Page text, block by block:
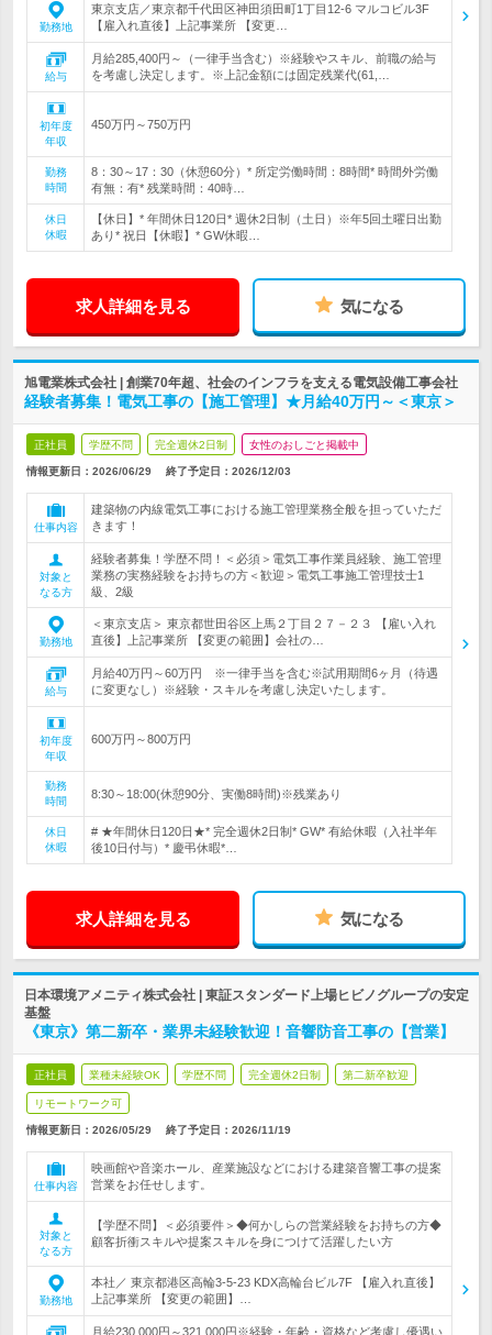
勤務地
東京支店／東京都千代田区神田須田町1丁目12-6 マルコビル3F
【雇入れ直後】上記事業所 【変更…
給与
月給285,400円～（一律手当含む）※経験やスキル、前職の給与
を考慮し決定します。※上記金額には固定残業代(61,…
初年度
年収
450万円～750万円
勤務
時間
8：30～17：30（休憩60分）* 所定労働時間：8時間* 時間外労働
有無：有* 残業時間：40時…
休日
休暇
【休日】* 年間休日120日* 週休2日制（土日）※年5回土曜日出勤
あり* 祝日【休暇】* GW休暇…
求人詳細を見る 気になる
旭電業株式会社 | 創業70年超、社会のインフラを支える電気設備工事会社
経験者募集！電気工事の【施工管理】★月給40万円～＜東京＞
正社員 学歴不問 完全週休2日制 女性のおしごと掲載中
情報更新日：2026/06/29 終了予定日： 2026/12/03
仕事内容
建築物の内線電気工事における施工管理業務全般を担っていただ
きます！
対象と
なる方
経験者募集！学歴不問！＜必須＞電気工事作業員経験、施工管理
業務の実務経験をお持ちの方＜歓迎＞電気工事施工管理技士1
級、2級
勤務地
＜東京支店＞ 東京都世田谷区上馬２丁目２７－２３ 【雇い入れ
直後】上記事業所 【変更の範囲】会社の…
給与
月給40万円～60万円 ※一律手当を含む※試用期間6ヶ月（待遇
に変更なし）※経験・スキルを考慮し決定いたします。
初年度
年収
600万円～800万円
勤務
時間
8:30～18:00(休憩90分、実働8時間)※残業あり
休日
休暇
# ★年間休日120日★* 完全週休2日制* GW* 有給休暇（入社半年
後10日付与）* 慶弔休暇*…
求人詳細を見る 気になる
日本環境アメニティ株式会社 | 東証スタンダード上場ヒビノグループの安定
基盤
《東京》第二新卒・業界未経験歓迎！音響防音工事の【営業】
正社員 業種未経験OK 学歴不問 完全週休2日制 第二新卒歓迎
リモートワーク可
情報更新日：2026/05/29 終了予定日： 2026/11/19
仕事内容
映画館や音楽ホール、産業施設などにおける建築音響工事の提案
営業をお任せします。
対象と
なる方
【学歴不問】＜必須要件＞◆何かしらの営業経験をお持ちの方◆
顧客折衝スキルや提案スキルを身につけて活躍したい方
勤務地
本社／ 東京都港区高輪3-5-23 KDX高輪台ビル7F 【雇入れ直後】
上記事業所 【変更の範囲】…
月給230,000円～321,000円※経験・年齢・資格など考慮し優遇い